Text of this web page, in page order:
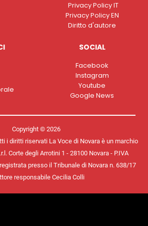
Privacy Policy IT
Privacy Policy EN
Diritto d'autore
SOCIAL
Facebook
Instagram
Youtube
Google News
Copyright © 2026
i diritti riservati La Voce di Novara è un marchio
Corte degli Arrotini 1 - 28100 Novara - P.IVA
presso il Tribunale di Novara n. 638/17
responsabile Cecilia Colli